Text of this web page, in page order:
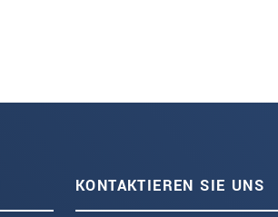
KONTAKTIEREN SIE UNS